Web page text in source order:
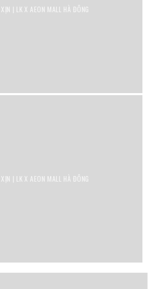
| LK X AEON MALL HÀ ĐÔNG
| LK X AEON MALL HÀ ĐÔNG